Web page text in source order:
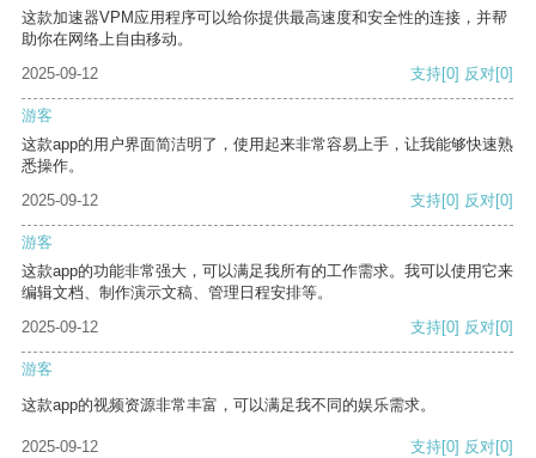
这款加速器VPM应用程序可以给你提供最高速度和安全性的连接，并帮
助你在网络上自由移动。
2025-09-12
支持[0] 反对[0]
游客
这款app的用户界面简洁明了，使用起来非常容易上手，让我能够快速熟
悉操作。
2025-09-12
支持[0] 反对[0]
游客
这款app的功能非常强大，可以满足我所有的工作需求。我可以使用它来
编辑文档、制作演示文稿、管理日程安排等。
2025-09-12
支持[0] 反对[0]
游客
这款app的视频资源非常丰富，可以满足我不同的娱乐需求。
2025-09-12 支持[0] 反对[0]